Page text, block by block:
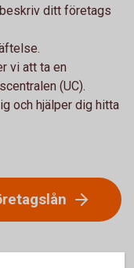
ditt företags
vi att ta en
(UC).
och hjälper dig hitta